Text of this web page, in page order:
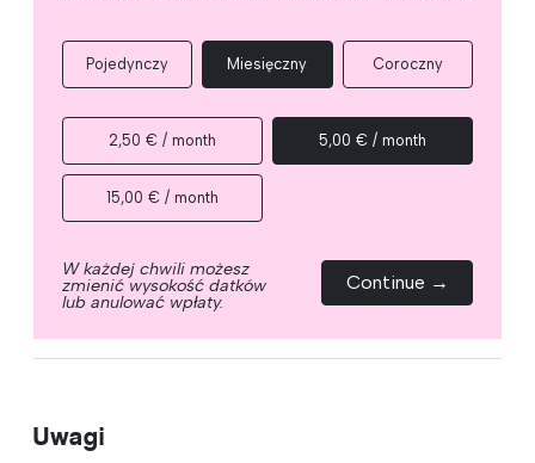
Pojedynczy Miesięczny Coroczny
2,50 € / month 5,00 € / month
15,00 € / month
W każdej chwili możesz
zmienić wysokość datków
lub anulować wpłaty.
Continue →
Uwagi